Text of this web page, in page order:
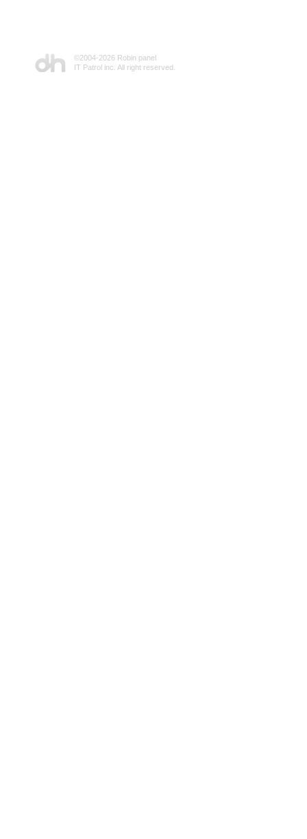
©2004-2026 Robin panel
IT Patrol inc. All right reserved.